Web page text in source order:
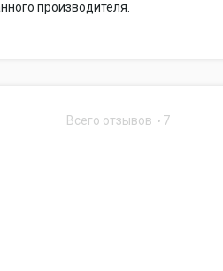
производителя.
Всего отзывов 7